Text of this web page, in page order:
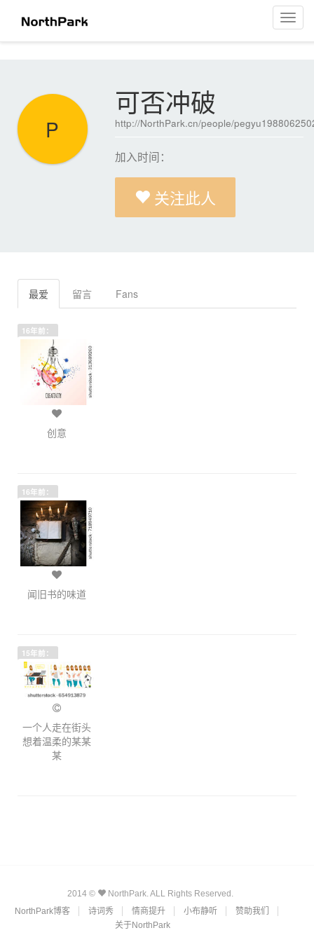
菜
单
P
可否冲破
http://NorthPark.cn/people/
加入时间：
关注此人
最爱 留言 Fans
16年前：
创意
16年前：
闻旧书的味道
15年前：
一个人走在街头
想着温柔的某某
某
2014 ©
NorthPark. ALL Rights Reserved.
NorthPark博客
诗词秀 情商提升 小布静听
赞助我们
关于NorthPark